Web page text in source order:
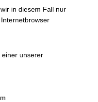
in diesem Fall nur
einer unserer